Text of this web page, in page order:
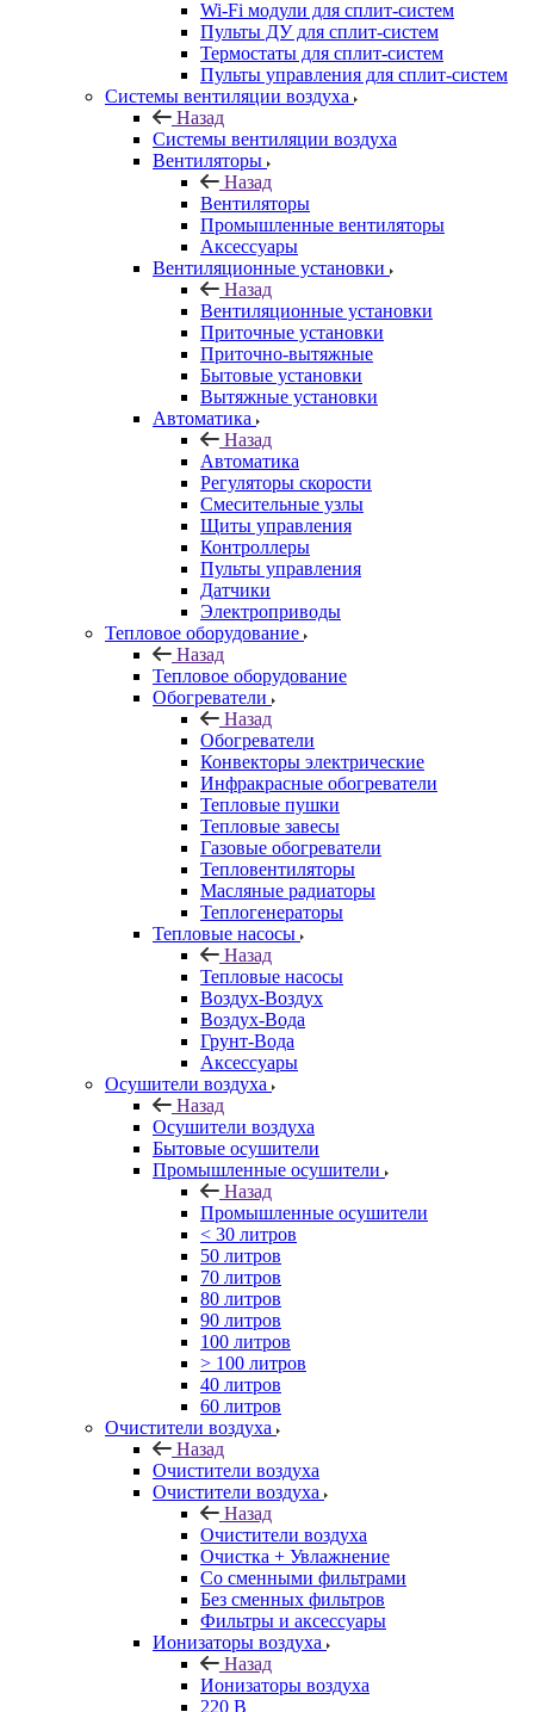
Wi-Fi модули для сплит-систем
Пульты ДУ для сплит-систем
Термостаты для сплит-систем
Пульты управления для сплит-систем
Системы вентиляции воздуха
Назад
Системы вентиляции воздуха
Вентиляторы
Назад
Вентиляторы
Промышленные вентиляторы
Аксессуары
Вентиляционные установки
Назад
Вентиляционные установки
Приточные установки
Приточно-вытяжные
Бытовые установки
Вытяжные установки
Автоматика
Назад
Автоматика
Регуляторы скорости
Смесительные узлы
Щиты управления
Контроллеры
Пульты управления
Датчики
Электроприводы
Тепловое оборудование
Назад
Тепловое оборудование
Обогреватели
Назад
Обогреватели
Конвекторы электрические
Инфракрасные обогреватели
Тепловые пушки
Тепловые завесы
Газовые обогреватели
Тепловентиляторы
Масляные радиаторы
Теплогенераторы
Тепловые насосы
Назад
Тепловые насосы
Воздух-Воздух
Воздух-Вода
Грунт-Вода
Аксессуары
Осушители воздуха
Назад
Осушители воздуха
Бытовые осушители
Промышленные осушители
Назад
Промышленные осушители
< 30 литров
50 литров
70 литров
80 литров
90 литров
100 литров
> 100 литров
40 литров
60 литров
Очистители воздуха
Назад
Очистители воздуха
Очистители воздуха
Назад
Очистители воздуха
Очистка + Увлажнение
Cо сменными фильтрами
Без сменных фильтров
Фильтры и аксессуары
Ионизаторы воздуха
Назад
Ионизаторы воздуха
220 В